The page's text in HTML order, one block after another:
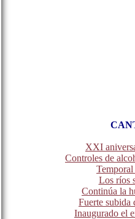
XXI
Controles de
Los ríos
Continúa la
Fuerte subida
Inaugurado el